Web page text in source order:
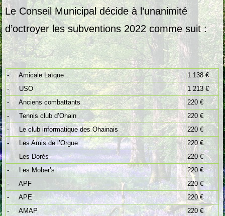
Le Conseil Municipal décide à l’unanimité
d’octroyer les subventions 2022 comme suit :
- Amicale Laïque
1 138 €
- USO
1 213 €
- Anciens combattants
220 €
- Tennis club d’Ohain
220 €
- Le club informatique des Ohainais
220 €
- Les Amis de l’Orgue
220 €
- Les Dorés
220 €
- Les Mober’s
220 €
- APF
220 €
- APE
220 €
- AMAP
220 €